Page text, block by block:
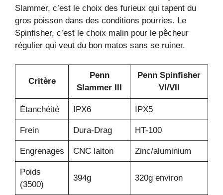
Slammer, c’est le choix des furieux qui tapent du
gros poisson dans des conditions pourries. Le
Spinfisher, c’est le choix malin pour le pêcheur
régulier qui veut du bon matos sans se ruiner.
Critère
Penn
Slammer III
Penn Spinfisher
VI/VII
Étanchéité IPX6 IPX5
Frein Dura-Drag HT-100
Engrenages CNC laiton Zinc/aluminium
Poids
(3500)
394g 320g environ